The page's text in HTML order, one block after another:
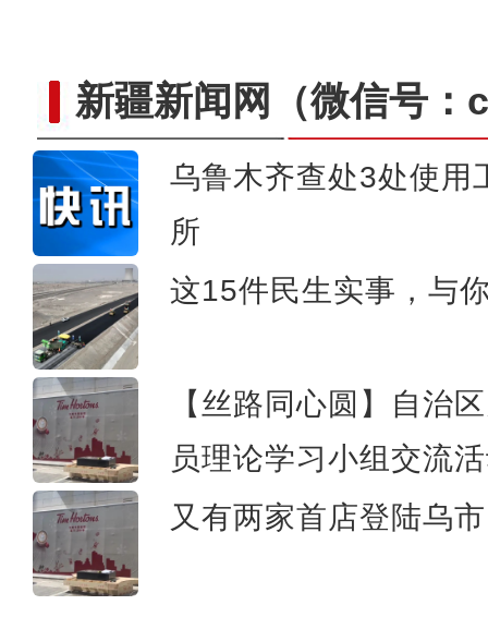
新疆新闻网 （微信号
乌鲁木齐查处3处使用
所
这15件民生实事，与
【丝路同心圆】自治
员理论学习小组交流
又有两家首店登陆乌